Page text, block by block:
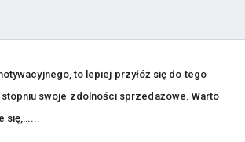
to lepiej przyłóż się do tego
swoje zdolności sprzedażowe. Warto
się,…...